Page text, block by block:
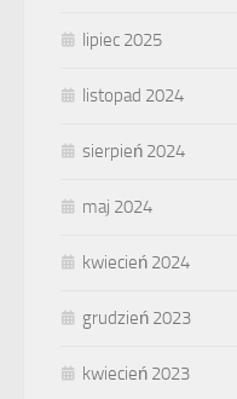
lipiec 2025
listopad 2024
sierpień 2024
maj 2024
kwiecień 2024
grudzień 2023
kwiecień 2023